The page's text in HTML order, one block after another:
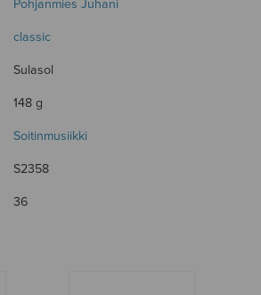
Pohjanmies Juhani
classic
Sulasol
148 g
Soitinmusiikki
S2358
36